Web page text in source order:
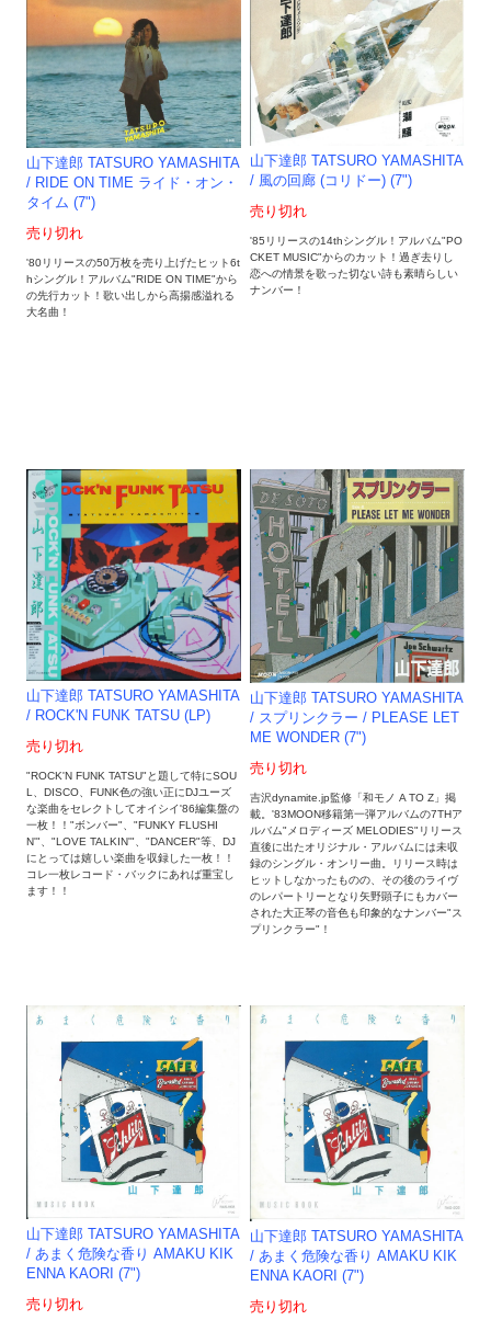
山下達郎 TATSURO YAMASHITA
/ RIDE ON TIME ライド・オン・
タイム (7")
売り切れ
'80リリースの50万枚を売り上げたヒット6t
hシングル！アルバム"RIDE ON TIME"から
の先行カット！歌い出しから高揚感溢れる
大名曲！
山下達郎 TATSURO YAMASHITA
/ 風の回廊 (コリドー) (7")
売り切れ
'85リリースの14thシングル！アルバム"PO
CKET MUSIC"からのカット！過ぎ去りし
恋への情景を歌った切ない詩も素晴らしい
ナンバー！
山下達郎 TATSURO YAMASHITA
/ ROCK'N FUNK TATSU (LP)
売り切れ
"ROCK'N FUNK TATSU"と題して特にSOU
L、DISCO、FUNK色の強い正にDJユーズ
な楽曲をセレクトしてオイシイ'86編集盤の
一枚！！"ボンバー"、"FUNKY FLUSHI
N'"、"LOVE TALKIN'"、"DANCER"等、DJ
にとっては嬉しい楽曲を収録した一枚！！
コレ一枚レコード・バックにあれば重宝し
ます！！
山下達郎 TATSURO YAMASHITA
/ スプリンクラー / PLEASE LET
ME WONDER (7")
売り切れ
吉沢dynamite.jp監修「和モノ A TO Z」掲
載。'83MOON移籍第一弾アルバムの7THア
ルバム"メロディーズ MELODIES"リリース
直後に出たオリジナル・アルバムには未収
録のシングル・オンリー曲。リリース時は
ヒットしなかったものの、その後のライヴ
のレパートリーとなり矢野顕子にもカバー
された大正琴の音色も印象的なナンバー"ス
プリンクラー"！
山下達郎 TATSURO YAMASHITA
/ あまく危険な香り AMAKU KIK
ENNA KAORI (7")
売り切れ
山下達郎 TATSURO YAMASHITA
/ あまく危険な香り AMAKU KIK
ENNA KAORI (7")
売り切れ